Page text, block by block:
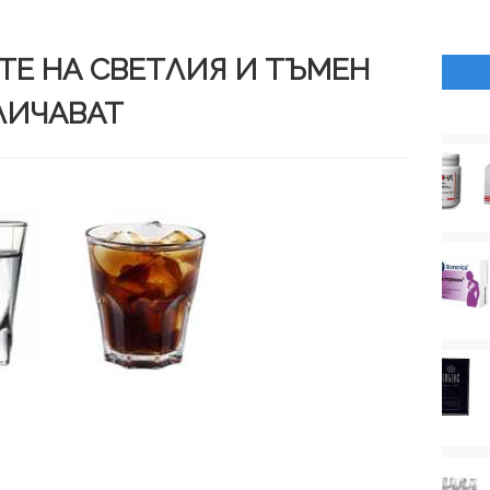
НА СВЕТЛИЯ И ТЪМЕН